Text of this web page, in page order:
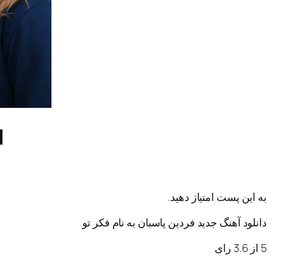
به این پست امتیاز دهید.
دانلود آهنگ جدید فردین پاسبان به نام فکر تو
5 از 3.6 رای